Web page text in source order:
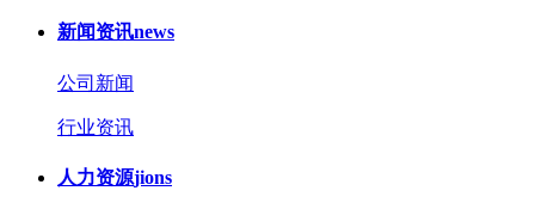
新闻资讯news
公司新闻
行业资讯
人力资源jions